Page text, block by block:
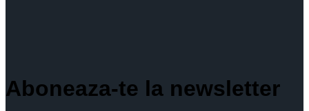
Aboneaza-te la newsletter